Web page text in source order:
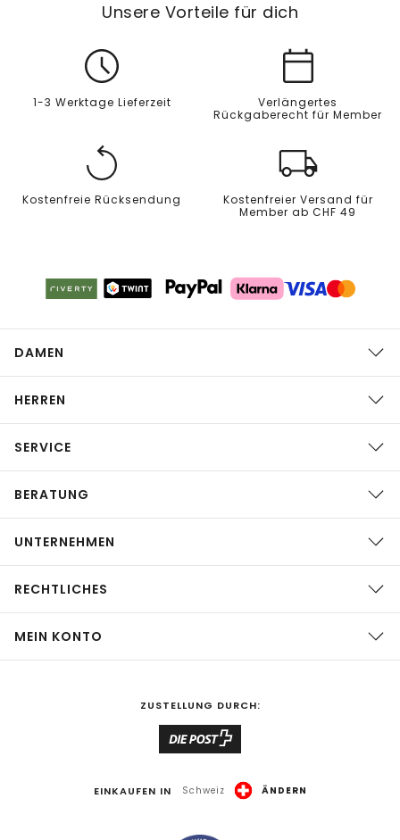
Unsere Vorteile für dich
1-3 Werktage Lieferzeit
Verlängertes
Rückgaberecht für Member
Kostenfreie Rücksendung
Kostenfreier Versand für
Member ab CHF 49
DAMEN
HERREN
SERVICE
BERATUNG
UNTERNEHMEN
RECHTLICHES
MEIN KONTO
ZUSTELLUNG DURCH:
EINKAUFEN IN Schweiz ÄNDERN